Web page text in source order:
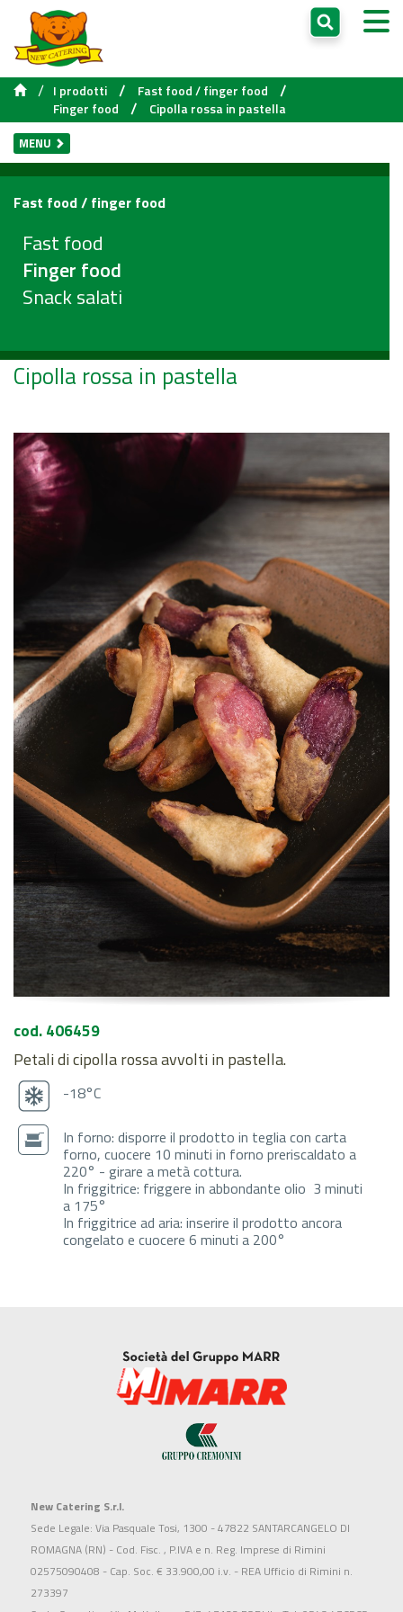
/ I prodotti / Fast food / finger food /
Finger food / Cipolla rossa in pastella
MENU
Fast food / finger food
Fast food
Finger food
Snack salati
Cipolla rossa in pastella
cod. 406459
Petali di cipolla rossa avvolti in pastella.
-18°C
In forno: disporre il prodotto in teglia con carta
forno, cuocere 10 minuti in forno preriscaldato a
220° - girare a metà cottura.
In friggitrice: friggere in abbondante olio 3 minuti
a 175°
In friggitrice ad aria: inserire il prodotto ancora
congelato e cuocere 6 minuti a 200°
New Catering S.r.l.
Sede Legale: Via Pasquale Tosi, 1300 - 47822 SANTARCANGELO DI
ROMAGNA (RN) - Cod. Fisc. , P.IVA e n. Reg. Imprese di Rimini
02575090408 - Cap. Soc. € 33.900,00 i.v. - REA Ufficio di Rimini n.
273397